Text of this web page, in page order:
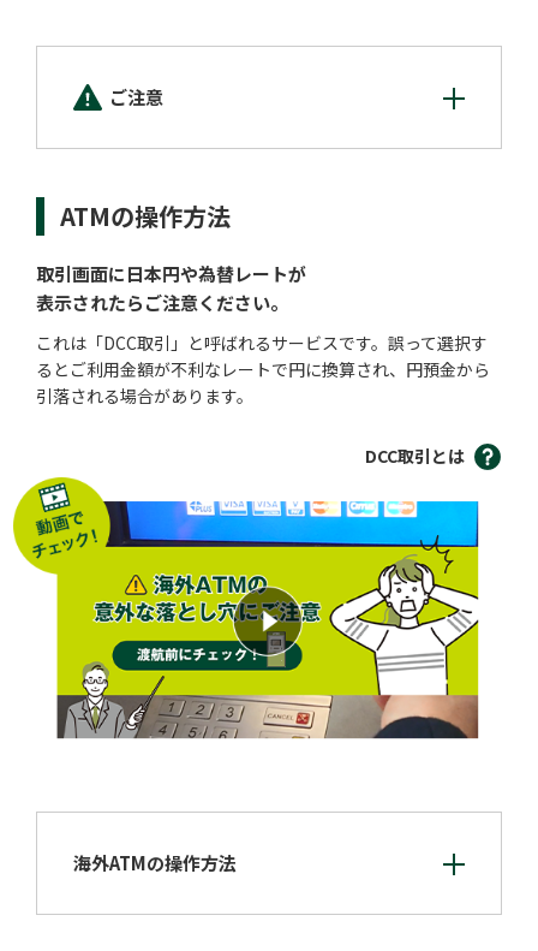
ご注意
ATMの操作方法
取引画面に日本円や為替レートが
表示されたらご注意ください。
これは「DCC取引」と呼ばれるサービスです。誤って選択す
るとご利用金額が不利なレートで円に換算され、円預金から
引落される場合があります。
DCC取引とは
海外ATMの操作方法